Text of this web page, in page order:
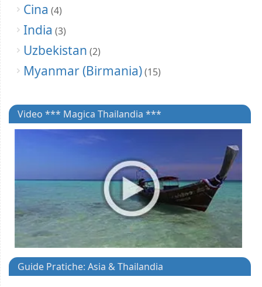
Cina (4)
India (3)
Uzbekistan (2)
Myanmar (Birmania)(15)
Video *** Magica Thailandia ***
Guide Pratiche: Asia & Thailandia